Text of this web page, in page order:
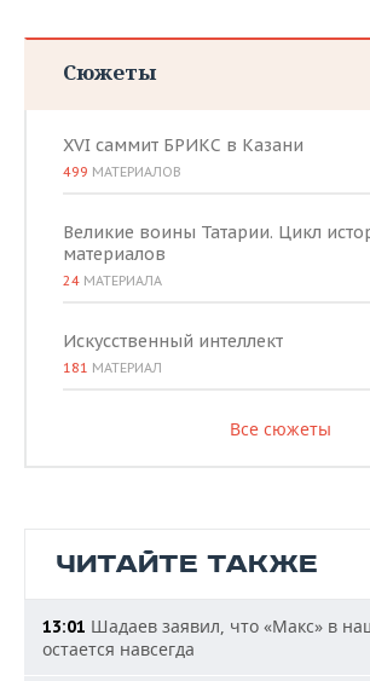
Сюжеты
XVI саммит БРИКС в Казани
499 МАТЕРИАЛОВ
Великие воины Татарии. Цикл
материалов
24 МАТЕРИАЛА
Искусственный интеллект
181 МАТЕРИАЛ
Все сюжеты
ЧИТАЙТЕ ТАКЖЕ
13:01 Шадаев заявил, что «Макс» в
остается навсегда